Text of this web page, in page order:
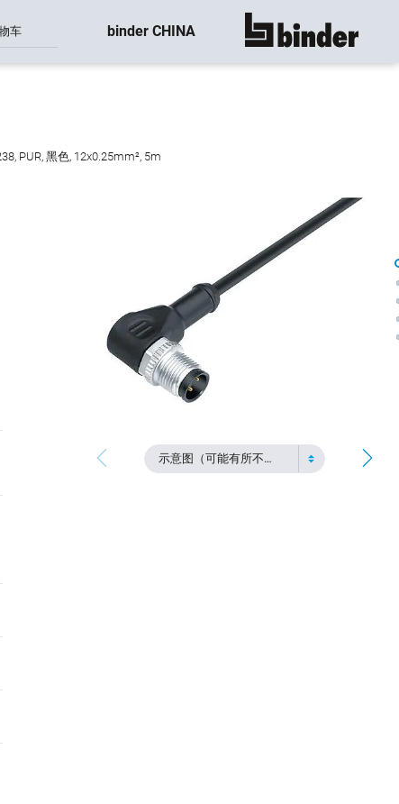
车 binder CHINA 显示所有
PUR, 黑色, 12x0.25mm², 5m
示意图（可能有所不同）